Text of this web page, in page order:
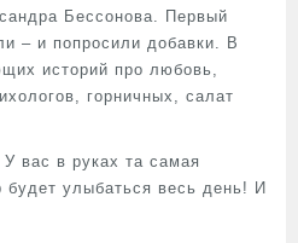
Бессонова. Первый
– и попросили добавки. В
историй про любовь,
горничных, салат
вас в руках та самая
будет улыбаться весь день! И